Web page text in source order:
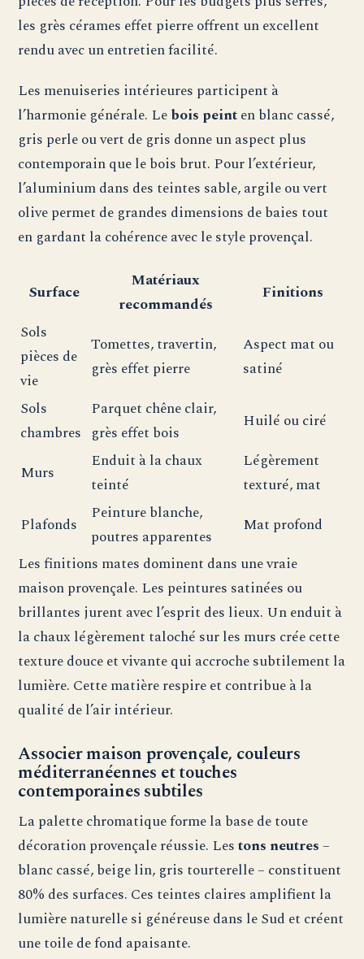
les grès cérames effet pierre offrent un excellent
rendu avec un entretien facilité.
Les menuiseries intérieures participent à
l’harmonie générale. Lebois peinten blanc cassé,
gris perle ou vert de gris donne un aspect plus
contemporain que le bois brut. Pour l’extérieur,
l’aluminium dans des teintes sable, argile ou vert
olive permet de grandes dimensions de baies tout
en gardant la cohérence avec le style provençal.
Surface
Matériaux
recommandés
Finitions
Sols
pièces de
vie
Tomettes, travertin,
grès effet pierre
Aspect mat ou
satiné
Sols
chambres
Parquet chêne clair,
grès effet bois
Huilé ou ciré
Murs
Enduit à la chaux
teinté
Légèrement
texturé, mat
Plafonds
Peinture blanche,
poutres apparentes
Mat profond
Les finitions mates dominent dans une vraie
maison provençale. Les peintures satinées ou
brillantes jurent avec l’esprit des lieux. Un enduit à
la chaux légèrement taloché sur les murs crée cette
texture douce et vivante qui accroche subtilement la
lumière. Cette matière respire et contribue à la
qualité de l’air intérieur.
Associer maison provençale, couleurs
méditerranéennes et touches
contemporaines subtiles
La palette chromatique forme la base de toute
décoration provençale réussie. Lestons neutres –
blanc cassé, beige lin, gris tourterelle – constituent
80% des surfaces. Ces teintes claires amplifient la
lumière naturelle si généreuse dans le Sud et créent
une toile de fond apaisante.